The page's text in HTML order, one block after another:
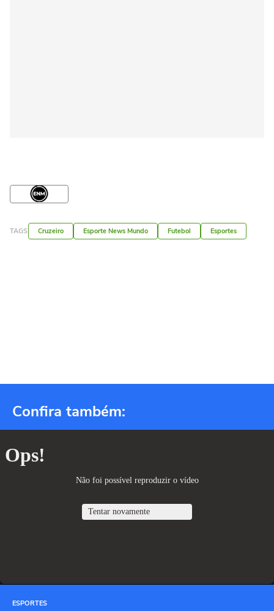
TAGS Cruzeiro Esporte News Mundo Futebol Esportes
Confira também:
ESPORTES